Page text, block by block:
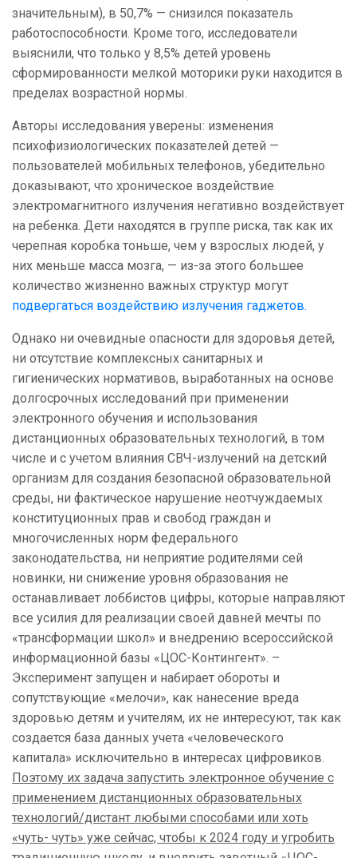
значительным), в 50,7% — снизился показатель
работоспособности. Кроме того, исследователи
выяснили, что только у 8,5% детей уровень
сформированности мелкой моторики руки находится в
пределах возрастной нормы.
Авторы исследования уверены: изменения
психофизиологических показателей детей —
пользователей мобильных телефонов, убедительно
доказывают, что хроническое воздействие
электромагнитного излучения негативно воздействует
на ребенка. Дети находятся в группе риска, так как их
черепная коробка тоньше, чем у взрослых людей, у
них меньше масса мозга, — из-за этого большее
количество жизненно важных структур могут
подвергаться воздействию излучения гаджетов.
Однако ни очевидные опасности для здоровья детей,
ни отсутствие комплексных санитарных и
гигиенических нормативов, выработанных на основе
долгосрочных исследований при применении
электронного обучения и использования
дистанционных образовательных технологий, в том
числе и с учетом влияния СВЧ-излучений на детский
организм для создания безопасной образовательной
среды, ни фактическое нарушение неотчуждаемых
конституционных прав и свобод граждан и
многочисленных норм федерального
законодательства, ни неприятие родителями сей
новинки, ни снижение уровня образования не
останавливает лоббистов цифры, которые направляют
все усилия для реализации своей давней мечты по
«трансформации школ» и внедрению всероссийской
информационной базы «ЦОС-Контингент». –
Эксперимент запущен и набирает обороты и
сопутствующие «мелочи», как нанесение вреда
здоровью детям и учителям, их не интересуют, так как
создается база данных учета «человеческого
капитала» исключительно в интересах цифровиков.
Поэтому их задача запустить электронное обучение с
применением дистанционных образовательных
технологий/дистант любыми способами или хоть
«чуть- чуть» уже сейчас, чтобы к 2024 году и угробить